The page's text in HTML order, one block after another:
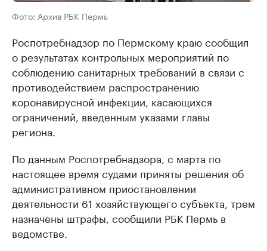
Фото: Архив РБК Пермь
Роспотребнадзор по Пермскому краю сообщил
о результатах контрольных мероприятий по
соблюдению санитарных требований в связи с
противодействием распространению
коронавирусной инфекции, касающихся
ограничений, введенным указами главы
региона.
По данным Роспотребнадзора, с марта по
настоящее время судами приняты решения об
административном приостановлении
деятельности 61 хозяйствующего субъекта, трем
назначены штрафы, сообщили РБК Пермь в
ведомстве.